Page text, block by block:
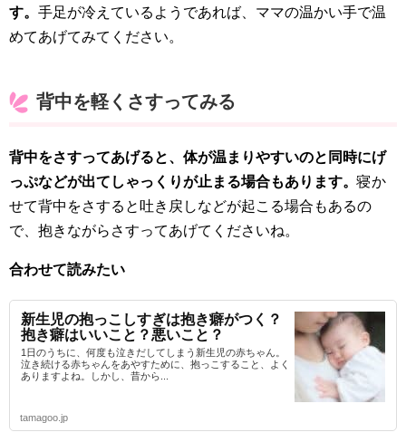
す。 手足が冷えているようであれば、ママの温かい手で温
めてあげてみてください。
背中を軽くさすってみる
背中をさすってあげると、体が温まりやすいのと同時にげ
っぷなどが出てしゃっくりが止まる場合もあります。寝か
せて背中をさすると吐き戻しなどが起こる場合もあるの
で、抱きながらさすってあげてくださいね。
合わせて読みたい
新生児の抱っこしすぎは抱き癖がつく？
抱き癖はいいこと？悪いこと？
1日のうちに、何度も泣きだしてしまう新生児の赤ちゃん。
泣き続ける赤ちゃんをあやすために、抱っこすること、よく
ありますよね。しかし、昔から...
tamagoo.jp